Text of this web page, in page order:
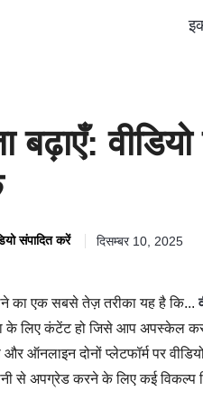
बढ़ाएँ:
संपादित करें दिसम्बर 10, 2025
का एक सबसे तेज़ तरीका यह है कि...
के लिए कंटेंट हो जिसे आप अपस्केल
ऑनलाइन दोनों प्लेटफॉर्म पर
से अपग्रेड करने के लिए कई विकल्प